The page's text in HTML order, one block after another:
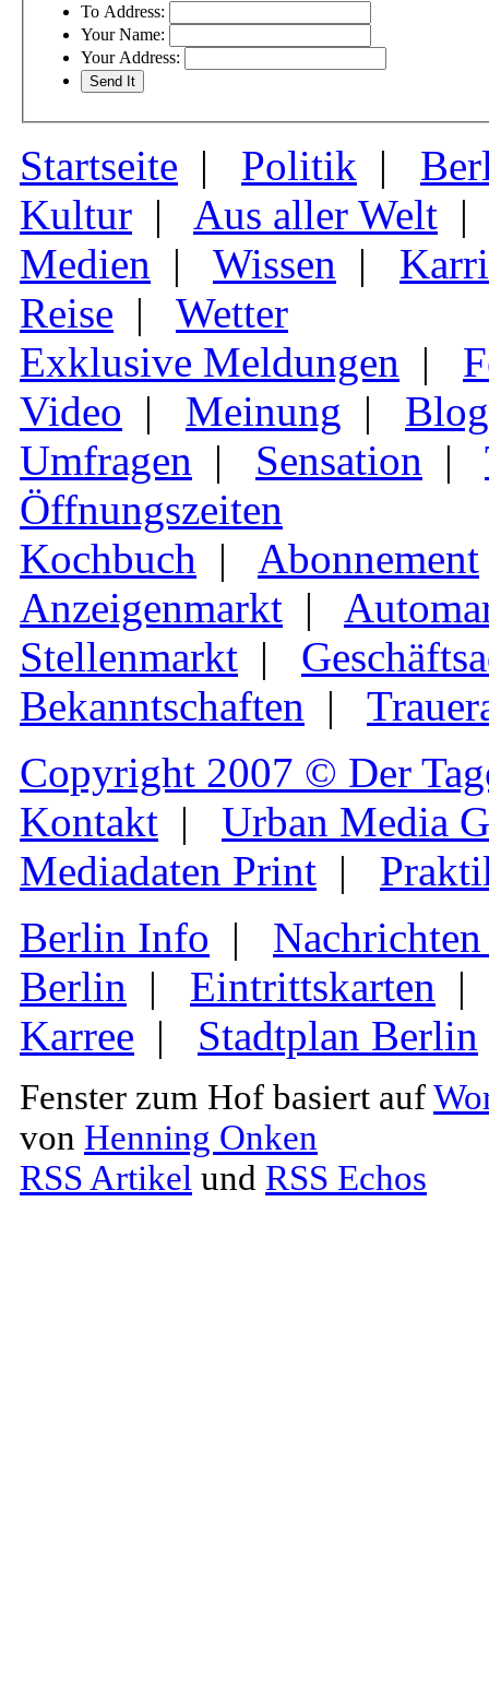
To Address:
Your Name:
Your Address:
Startseite | Politik |
Kultur | Aus aller Welt
Medien | Wissen |
Reise | Wetter
Exklusive Meldungen |
Video | Meinung |
Umfragen | Sensation |
Öffnungszeiten
Kochbuch | Abonnement
Anzeigenmarkt |
Stellenmarkt |
Bekanntschaften |
Copyright 2007 © Der
Kontakt | Urban Media
Mediadaten Print |
Berlin Info |
Berlin | Eintrittskarten
Karree | Stadtplan Berlin
Fenster zum Hof basiert auf
von Henning Onken
RSS Artikel und RSS Echos